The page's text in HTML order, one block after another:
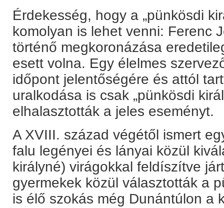
Érdekesség, hogy a „pünkösdi
komolyan is lehet venni: Ferenc
történő megkoronázása
esett volna. Egy élelmes
időpont jelentőségére és attól
uralkodása is csak „pünkösdi
elhalasztották a jeles eseményt.
A XVIII. század végétől ismert
falu legényei és lányai közül
királyné) virágokkal feldíszítve
gyermekek közül választották a
is élő szokás még Dunántúlon a